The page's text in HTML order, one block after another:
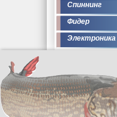
Спиннинг
Фидер
Электроника